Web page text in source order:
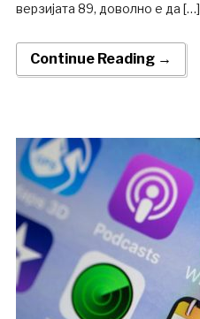
верзијата 89, доволно е да […]
Continue Reading →